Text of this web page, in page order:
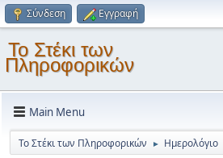
Σύνδεση Εγγραφή
Το Στέκι των
Πληροφορικών
Main Menu
Το Στέκι των Πληροφορικών ► Ημερολόγιο